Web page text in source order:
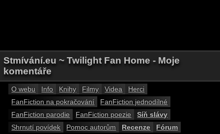
Stmívání.eu ~ Twilight Fan Home - Moje
komentáře
O webu Info Knihy Filmy Videa
Herci
FanFiction na pokračování
FanFiction jednodílné
FanFiction parodie
FanFiction poezie
Síň slávy
Shrnutí povídek
Pomoc autorům Recenze
Fórum